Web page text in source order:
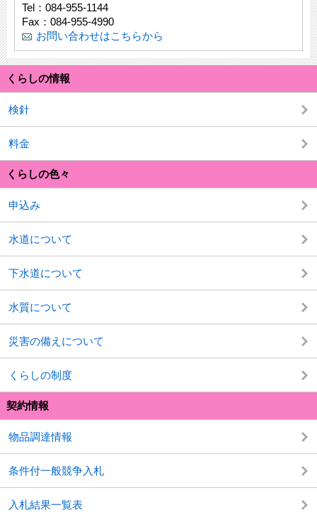
くらしの情報
検針
料金
くらしの色々
申込み
水道について
下水道について
水質について
災害の備えについて
くらしの制度
契約情報
物品調達情報
条件付一般競争入札
入札結果一覧表
Tel：084-955-1144
Fax：084-955-4990
お問い合わせはこちらから